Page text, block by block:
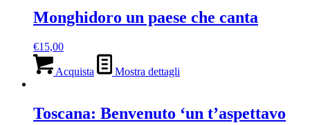
Monghidoro un paese che canta
€15,00
Acquista Mostra dettagli
Toscana: Benvenuto ‘un t’aspettavo